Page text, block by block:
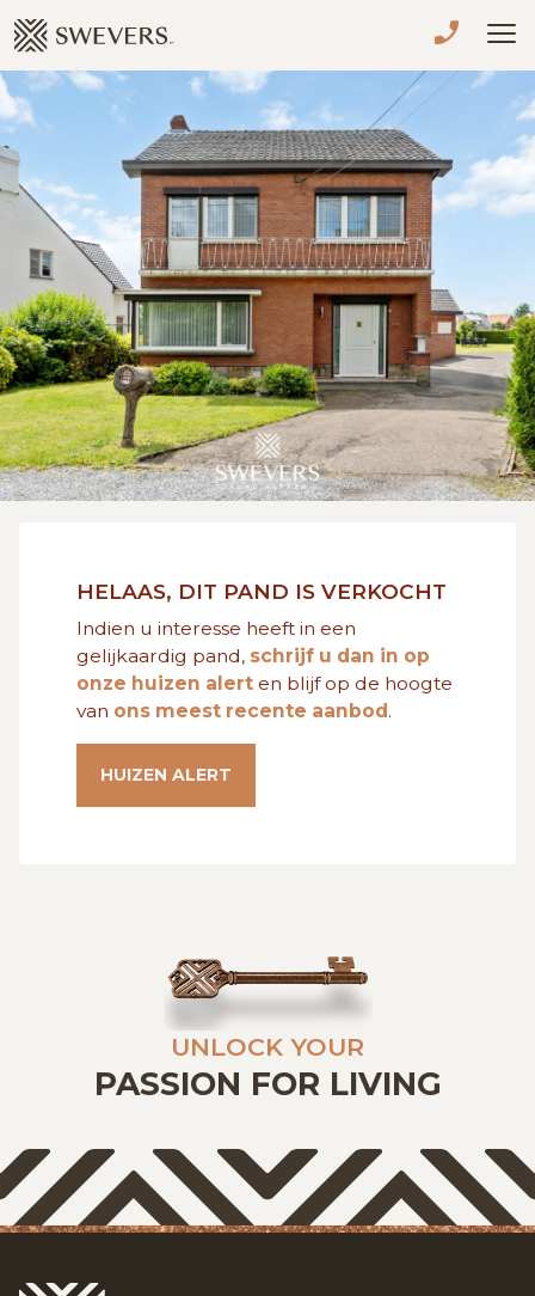
VACATURES MIJN FAVORIETEN
HUIZEN ALERT
VERKOPEN
TE KOOP
TE HUUR
NIEUWBOUW
ADVIES
OVER ONS
VASTGOEDCAFÉ
HELAAS, DIT PAND IS VERKOCHT
Indien u interesse heeft in een
gelijkaardig pand, schrijf u dan in op
onze huizen alert en blijf op de hoogte
van ons meest recente aanbod.
HUIZEN ALERT
UNLOCK YOUR
PASSION FOR LIVING